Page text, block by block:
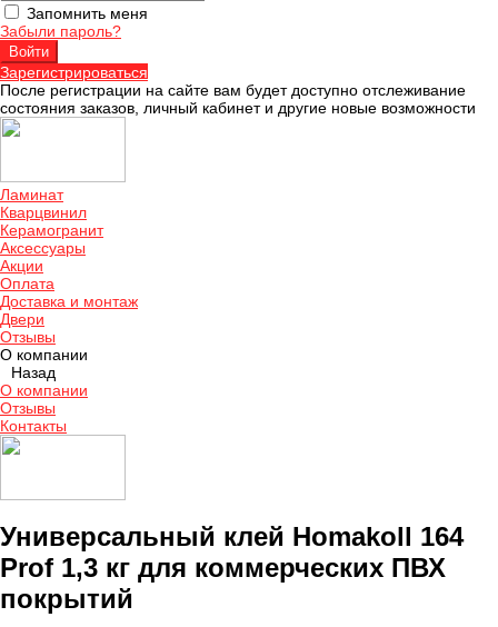
Запомнить меня
Забыли пароль?
Зарегистрироваться
После регистрации на сайте вам будет доступно отслеживание
состояния заказов, личный кабинет и другие новые возможности
Ламинат
Кварцвинил
Керамогранит
Аксессуары
Акции
Оплата
Доставка и монтаж
Двери
Отзывы
О компании
Назад
О компании
Отзывы
Контакты
Универсальный клей Homakoll 164
Prof 1,3 кг для коммерческих ПВХ
покрытий